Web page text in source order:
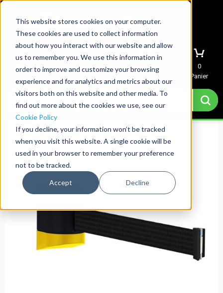
This website stores cookies on your computer.
These cookies are used to collect information
about how you interact with our website and allow
us to remember you. We use this information in
order to improve and customize your browsing
experience and for analytics and metrics about our
visitors both on this website and other media. To
find out more about the cookies we use, see our
Cookie Policy
If you decline, your information won’t be tracked
when you visit this website. A single cookie will be
used in your browser to remember your preference
not to be tracked.
Accept Decline
Menu Mon compte Devis
0
Panier